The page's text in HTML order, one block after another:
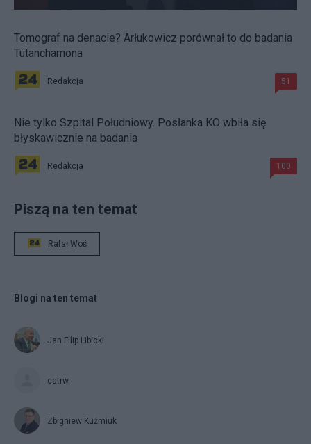
Tomograf na denacie? Arłukowicz porównał to do badania
Tutanchamona
Redakcja 51
Nie tylko Szpital Południowy. Posłanka KO wbiła się
błyskawicznie na badania
Redakcja 100
Piszą na ten temat
Rafał Woś
Blogi na ten temat
Jan Filip Libicki
catrw
Zbigniew Kuźmiuk